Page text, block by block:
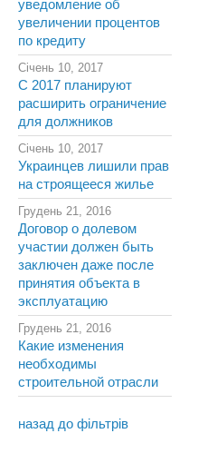
уведомление об
увеличении процентов
по кредиту
Січень 10, 2017
С 2017 планируют
расширить ограничение
для должников
Січень 10, 2017
Украинцев лишили прав
на строящееся жилье
Грудень 21, 2016
Договор о долевом
участии должен быть
заключен даже после
принятия объекта в
эксплуатацию
Грудень 21, 2016
Какие изменения
необходимы
строительной отрасли
назад до фільтрів